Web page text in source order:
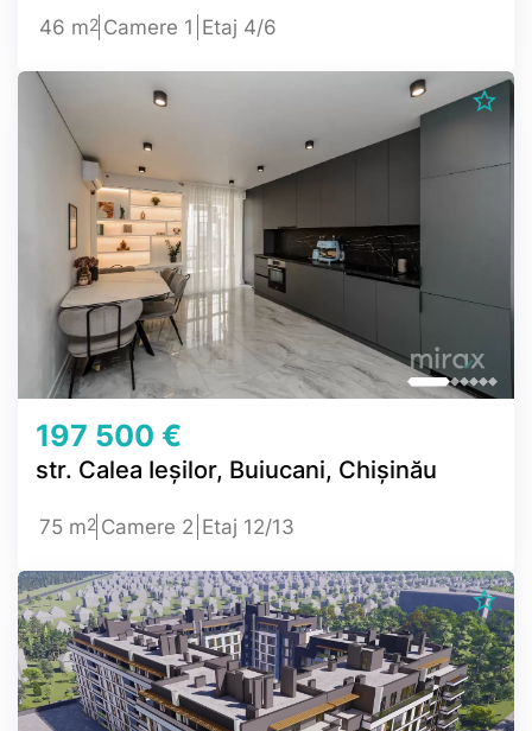
46 m2 Camere 1 Etaj 4/6
197 500 €
str. Calea Ieșilor, Buiucani, Chișinău
75 m2 Camere 2 Etaj 12/13